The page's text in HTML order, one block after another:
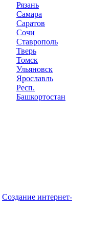
Рязань
Самара
Саратов
Сочи
Ставрополь
Тверь
Томск
Ульяновск
Ярославль
Респ.
Башкортостан
Создание интернет-